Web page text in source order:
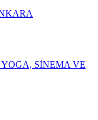
SİNEMA VE